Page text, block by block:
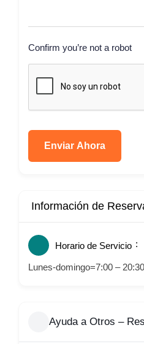
Confirm you’re not a robot
Enviar Ahora
Información de
Horario de Servicio
Lunes-domingo=7:00 – 20:30
Ayuda a Otros –